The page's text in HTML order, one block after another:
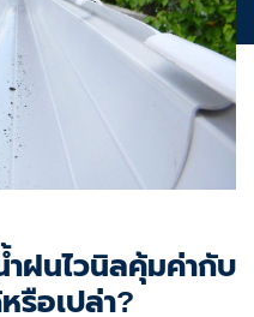
ำฝนไวนิลคุ้มค่ากับ
รือเปล่า?